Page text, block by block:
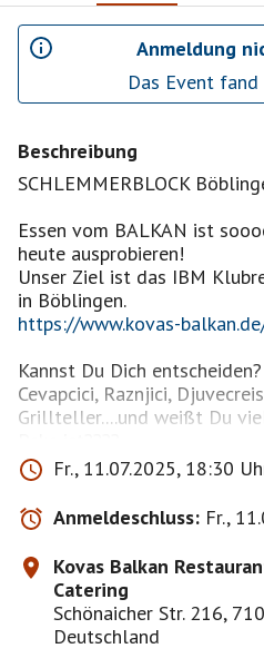
Anmeldung
Das Event
Beschreibung
SCHLEMMERBLOCK
Essen vom BALKAN ist
heute ausprobieren!
Unser Ziel ist das IBM
https://www.kovas-
Kannst Du Dich entscheiden?
Cevapcici, Raznjici,
Grillteller....und weißt Du
Die Speisekarte bietet auch
doch lieber einen
möchte, bekommt dies auch.
Wer will diese
Gesellschaft macht das viel
Kalorien zählen und einfach
Fr., 11.07.2025, 18:30
Anmeldeschluss: Fr.,
Kovas Balkan
Catering
Schönaicher Str. 216,
Deutschland